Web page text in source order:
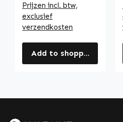
Prijzen incl. btw,
exclusief
verzendkosten
Add to shopping cart